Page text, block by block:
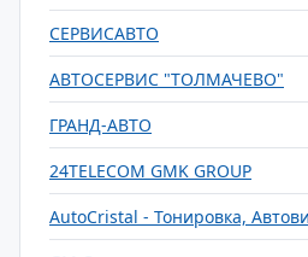
СЕРВИСАВТО
АВТОСЕРВИС "ТОЛМАЧЕВО"
ГРАНД-АВТО
24TELECOM GMK GROUP
AutoCristal - Тонировка,